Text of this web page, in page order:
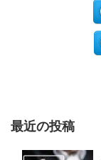
最近の投稿